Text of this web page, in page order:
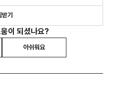
기
이 되셨나요?
아쉬워요